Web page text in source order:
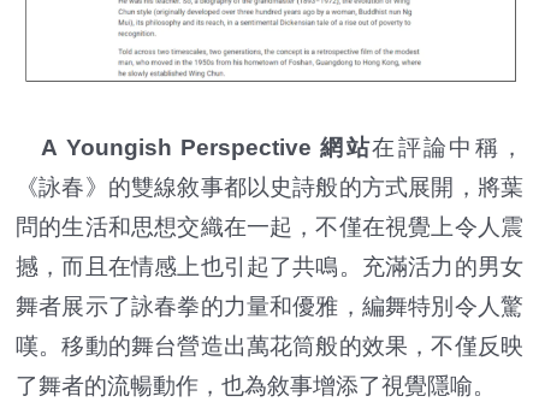
A Youngish Perspective 網站在評論中稱，
《詠春》的雙線敘事都以史詩般的方式展開，將葉
問的生活和思想交織在一起，不僅在視覺上令人震
撼，而且在情感上也引起了共鳴。充滿活力的男女
舞者展示了詠春拳的力量和優雅，編舞特別令人驚
嘆。移動的舞台營造出萬花筒般的效果，不僅反映
了舞者的流暢動作，也為敘事增添了視覺隱喻。